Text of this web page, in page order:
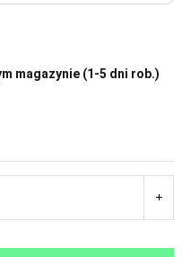
magazynie (1-5 dni rob.)